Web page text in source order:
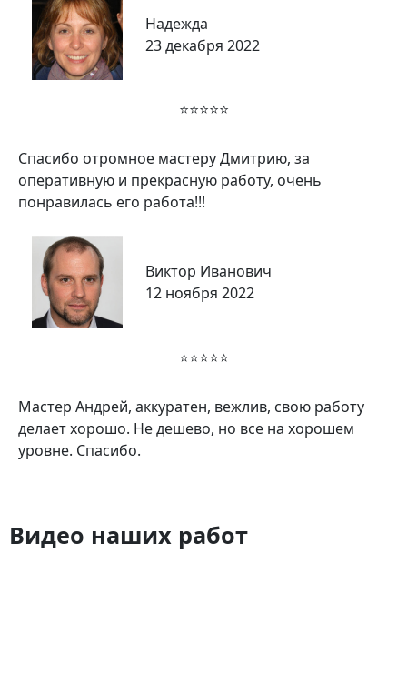
Надежда
23 декабря 2022
⭐⭐⭐⭐⭐
Спасибо отромное мастеру Дмитрию, за
оперативную и прекрасную работу, очень
понравилась его работа!!!
Виктор Иванович
12 ноября 2022
⭐⭐⭐⭐⭐
Мастер Андрей, аккуратен, вежлив, свою работу
делает хорошо. Не дешево, но все на хорошем
уровне. Спасибо.
Видео наших работ